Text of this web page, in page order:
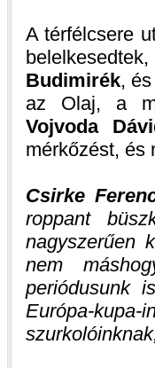
A térfélcsere
Budimirék,
az Olaj, a
Vojvoda
mérkőzést, és
Csirke
roppant
nagyszerűen
nem
periódusunk
Európa-kupa-